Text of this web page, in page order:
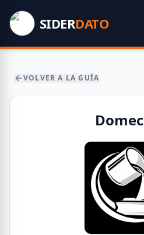
SIDERDATO
VOLVER A LA GUÍA
Domec